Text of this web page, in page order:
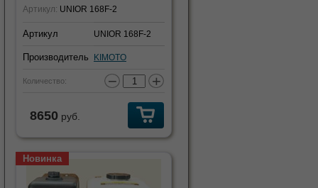
Артикул: UNIOR 168F-2
Артикул UNIOR 168F-2
Производитель KIMOTO
Количество: − +
8650 руб.
Новинка